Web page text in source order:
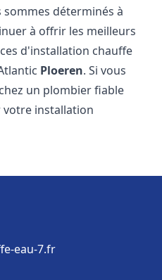
sommes déterminés à
à offrir les meilleurs
d'installation chauffe
Ploeren. Si vous
un plombier fiable
votre installation
eau-7.fr